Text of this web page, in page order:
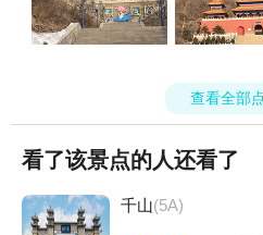
绕，清流蜿蜒时隐时现，岩显姿媚如
天。
查看全部
看了该景点的人还看了
千山(5A)